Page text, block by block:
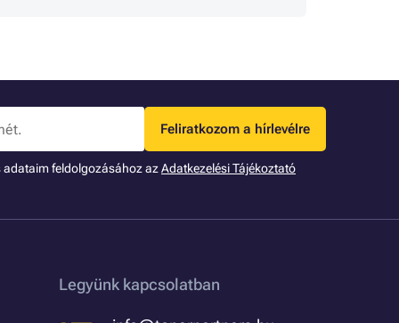
Feliratkozom a hírlevélre
adataim feldolgozásához azAdatkezelési Tájékoztató
Legyünk kapcsolatban